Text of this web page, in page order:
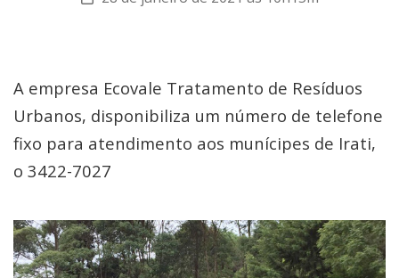
A empresa Ecovale Tratamento de Resíduos
Urbanos, disponibiliza um número de telefone
fixo para atendimento aos munícipes de Irati,
o 3422-7027